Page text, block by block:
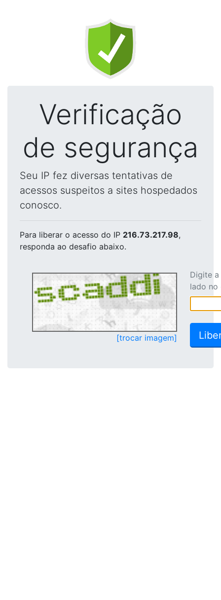
Verificação
de segurança
Seu IP fez diversas tentativas de
acessos suspeitos a sites hospedados
conosco.
Para liberar o acesso do IP 216.73.217.98,
responda ao desafio abaixo.
[trocar imagem]
Digite
lado no